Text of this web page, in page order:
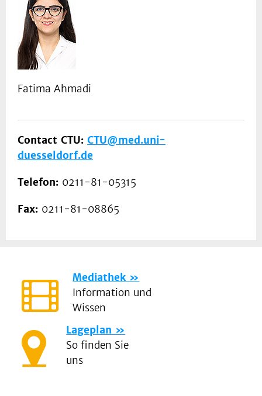
Fatima Ahmadi
Contact CTU: CTU@med.uni-
duesseldorf.de
Telefon: 0211-81-05315
Fax: 0211-81-08865
Mediathek
Information und
Wissen
Lageplan
So finden Sie
uns